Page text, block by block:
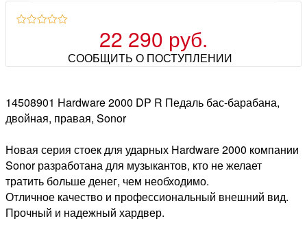
22 290 руб.
СООБЩИТЬ О ПОСТУПЛЕНИИ
14508901 Hardware 2000 DP R Педаль бас-барабана,
двойная, правая, Sonor
Новая серия стоек для ударных Hardware 2000 компании
Sonor разработана для музыкантов, кто не желает
тратить больше денег, чем необходимо.
Отличное качество и профессиональный внешний вид.
Прочный и надежный хардвер.